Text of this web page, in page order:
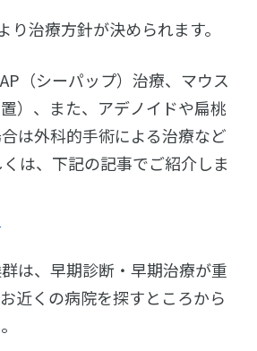
り治療方針が決められます。
（シーパップ）治療、マウス
）、また、アデノイドや扁桃
は外科的手術による治療など
は、下記の記事でご紹介しま
は、早期診断・早期治療が重
近くの病院を探すところから